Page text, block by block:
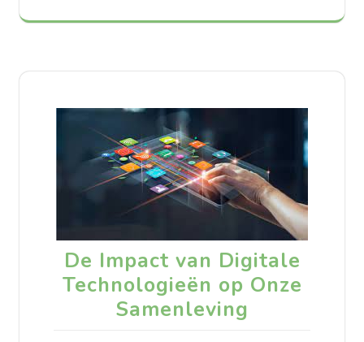
De Impact van Digitale
Technologieën op Onze
Samenleving